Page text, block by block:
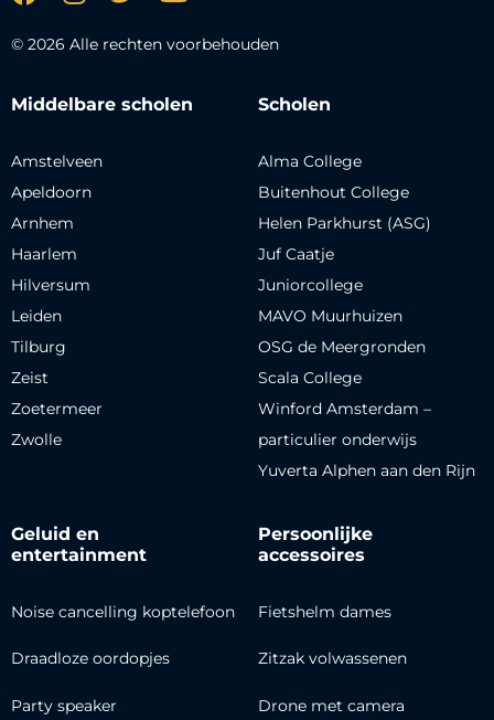
© 2026 Alle rechten voorbehouden
Middelbare scholen
Amstelveen
Apeldoorn
Arnhem
Haarlem
Hilversum
Leiden
Tilburg
Zeist
Zoetermeer
Zwolle
Scholen
Alma College
Buitenhout College
Helen Parkhurst (ASG)
Juf Caatje
Juniorcollege
MAVO Muurhuizen
OSG de Meergronden
Scala College
Winford Amsterdam –
particulier onderwijs
Yuverta Alphen aan den Rijn
Geluid en
entertainment
Noise cancelling koptelefoon
Draadloze oordopjes
Party speaker
Persoonlijke
accessoires
Fietshelm dames
Zitzak volwassenen
Drone met camera